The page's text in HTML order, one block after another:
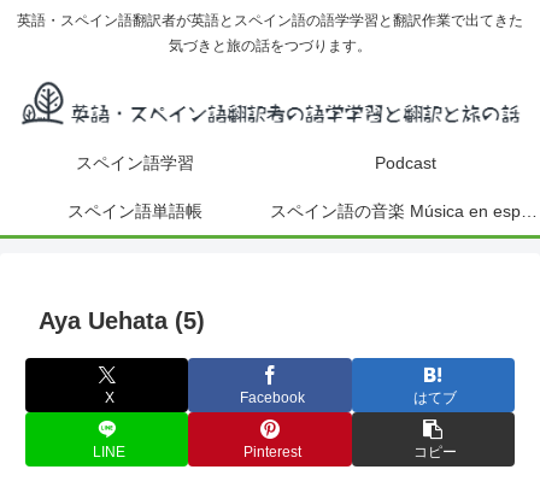
英語・スペイン語翻訳者が英語とスペイン語の語学学習と翻訳作業で出てきた
気づきと旅の話をつづります。
スペイン語学習 Podcast
スペイン語単語帳
Aya Uehata (5)
X Facebook はてブ
LINE Pinterest コピー